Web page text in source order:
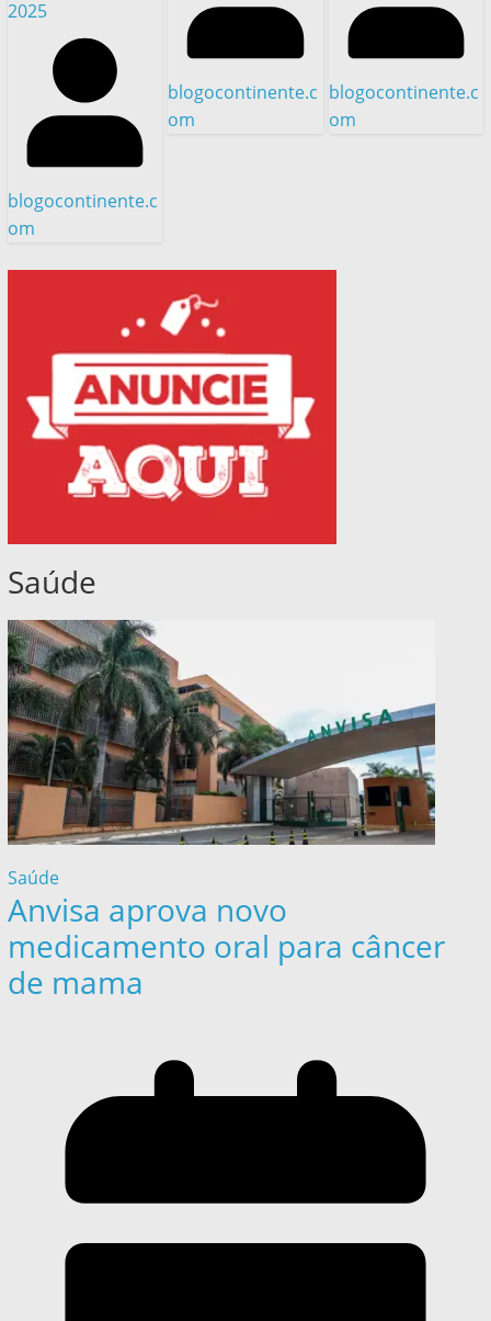
2025
blogocontinente.c
om
blogocontinente.c
om
blogocontinente.c
om
Saúde
Saúde
Anvisa aprova novo
medicamento oral para câncer
de mama